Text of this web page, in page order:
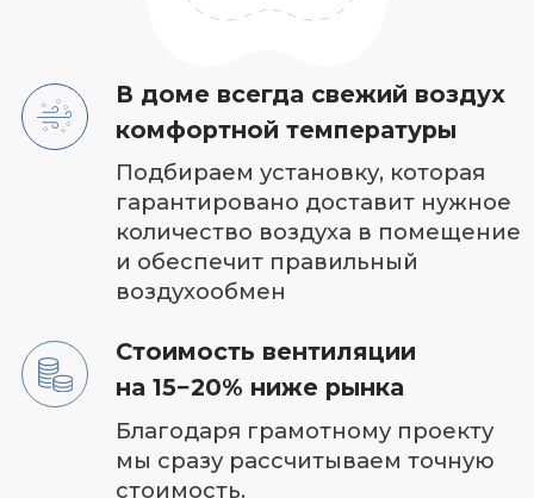
с точностью 90% за 1 день
Если что‑то посчитали
неправильно
— платим из своего кармана
Сохраняем эстетику
дизайна интерьера
Интегрируем вентиляцию
в существующий
дизайн или согласоваваем
с вашим дизайнером,
чтобы она не портила дизайн,
В основе качественной
вентиляции проект
с опытом 10 лет
Мы учитываем все —
теплопритоки,